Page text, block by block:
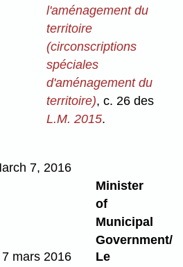
l'aménagement du
territoire
(circonscriptions
spéciales
d'aménagement du
territoire), c. 26 des
L.M. 2015.
7, 2016
Minister
of
Municipal
Government/
7 mars 2016
Le